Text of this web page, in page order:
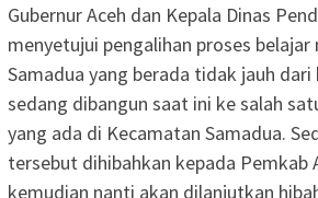
Gubernur Aceh dan Kepala Dinas
menyetujui pengalihan proses belajar
Samadua yang berada tidak jauh
sedang dibangun saat ini ke salah
yang ada di Kecamatan Samadua.
tersebut dihibahkan kepada Pemkab
kemudian nanti akan dilanjutkan